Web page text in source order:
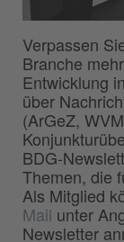
Verpassen
Branche
Entwicklung
über
(ArGeZ,
BDG-
Themen, die
Als Mitglied
Mail unter
Newsletter